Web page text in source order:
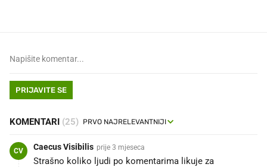
PRIJAVITE SE
KOMENTARI (25)
CV Caecus Visibilis prije 3 mjeseca
Strašno koliko ljudi po komentarima likuje za